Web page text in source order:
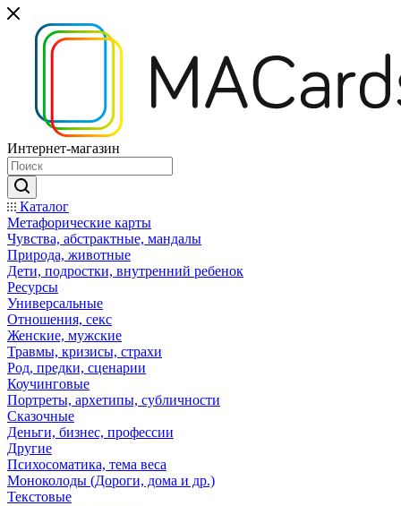
Интернет-магазин
Каталог
Mетафорические карты
Чувства, абстрактные, мандалы
Природа, животные
Дети, подростки, внутренний ребенок
Ресурсы
Универсальные
Отношения, секс
Женские, мужские
Травмы, кризисы, страхи
Род, предки, сценарии
Коучинговые
Портреты, архетипы, субличности
Сказочные
Деньги, бизнес, профессии
Другие
Психосоматика, тема веса
Моноколоды (Дороги, дома и др.)
Текстовые